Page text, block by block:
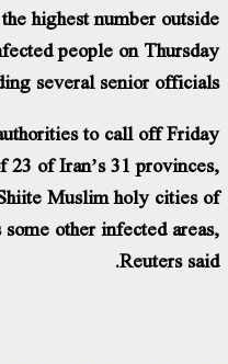
highest number outside
people on Thursday
several senior officials.
to call off Friday
23 of Iran’s 31 provinces,
Muslim holy cities of
other infected areas,
Reuters said.